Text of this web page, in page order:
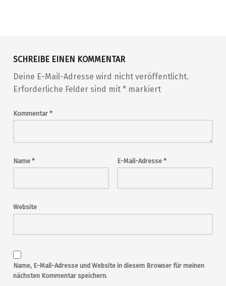
SCHREIBE EINEN KOMMENTAR
Deine E-Mail-Adresse wird nicht veröffentlicht.
Erforderliche Felder sind mit *markiert
Kommentar *
Name * E-Mail-Adresse *
Website
Name, E-Mail-Adresse und Website in diesem Browser für meinen
nächsten Kommentar speichern.